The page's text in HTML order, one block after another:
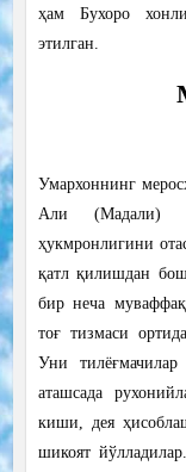
ҳам Бухоро
этилган.
Умархоннинг
Али (Мадали)
ҳукмронлигини
қатл қилишдан
бир неча
тоғ тизмаси
Уни
аташсада
киши, дея
шикоят